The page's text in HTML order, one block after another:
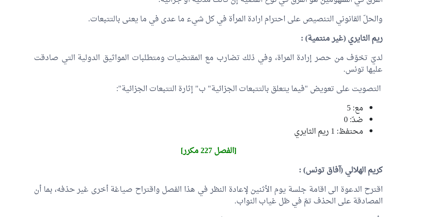
والحلّ القانوني التنصيص على احترام ارادة المرأة في كل شيء ما عدى في ما يعنى بالتتبعات.
ريم الثايري(غير منتمية) :
لديّ تخوّف من حصر إرادة المراة، وفي ذلك تضارب مع المقتضيات ومتطلبات المواثيق الدولية التي صادقت
عليها تونس.
التصويت على تعويض "فيما يتعلق بالتتبعات الجزائية" ب" إثارة التتبعات الجزائية":
مع: 5
ضدّ: 0
محتفظ: 1 ريم الثايري
[الفصل 227 مكرر]
كريم الهلالي(آفاق تونس) :
اقترح الدعوة الى اقامة جلسة يوم الأثنين لإعادة النظر في هذا الفصل واقتراح صياغة أخرى غير حذفه، بما أن
المصادقة على الحذف تمّ في ظل غياب النواب.